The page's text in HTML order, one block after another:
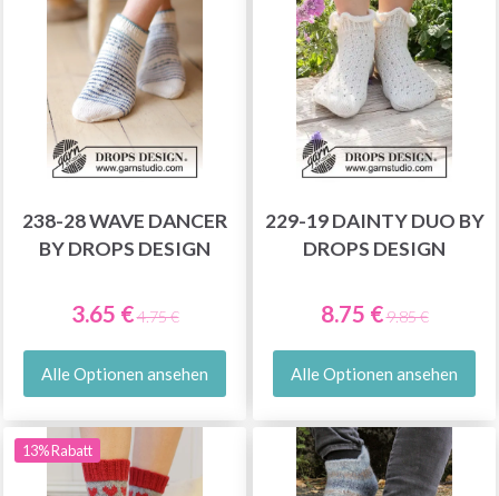
238-28 WAVE DANCER
BY DROPS DESIGN
3.65 €4.75 €
Alle Optionen ansehen
229-19 DAINTY DUO BY
DROPS DESIGN
8.75 €9.85 €
Alle Optionen ansehen
13% Rabatt